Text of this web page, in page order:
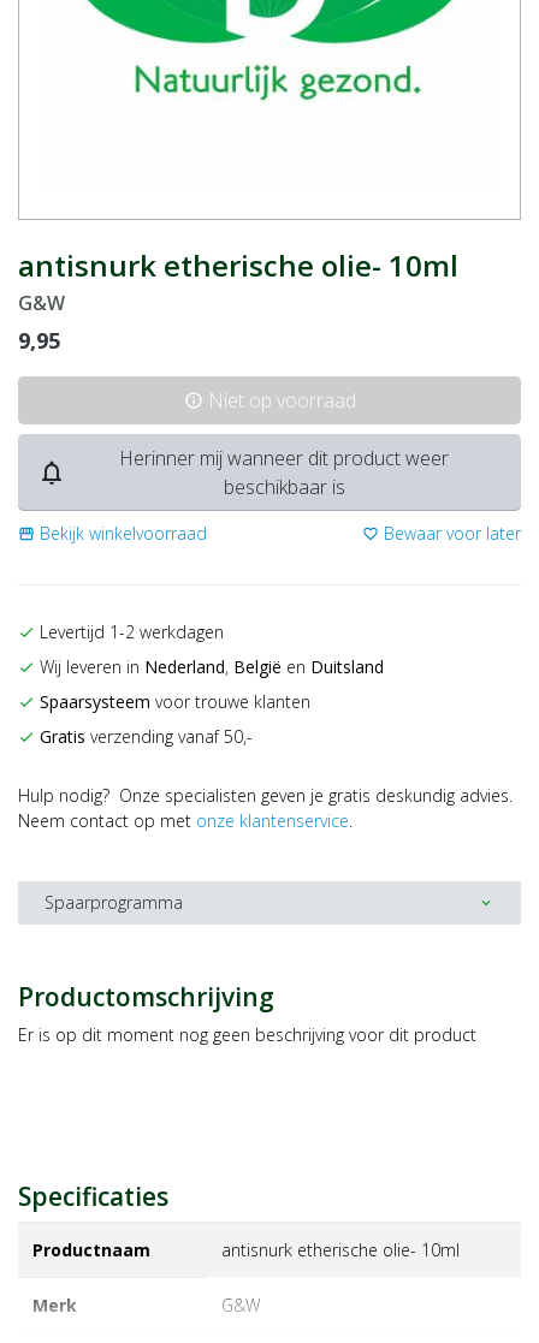
antisnurk etherische olie- 10ml
G&W
9,95
info Niet op voorraad
notifications_none
Herinner mij wanneer dit product weer
beschikbaar is
storefront Bekijk winkelvoorraad favorite_border Bewaar voor later
check Levertijd 1-2 werkdagen
check Wij leveren in Nederland, België en Duitsland
check Spaarsysteem voor trouwe klanten
check Gratis verzending vanaf 50,-
Hulp nodig? Onze specialisten geven je gratis deskundig advies.
Neem contact op met onze klantenservice.
Spaarprogramma expand_more
Productomschrijving
Er is op dit moment nog geen beschrijving voor dit product
Specificaties
Productnaam antisnurk etherische olie- 10ml
Merk g&w